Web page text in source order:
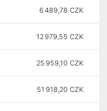
6 489,78 CZK
12 979,55 CZK
25 959,10 CZK
51 918,20 CZK